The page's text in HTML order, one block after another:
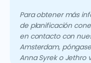
Para obtener más
de planificación
en contacto con
Amsterdam,
Anna Syrek o Jethro